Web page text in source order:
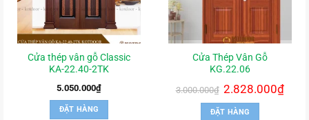
Cửa thép vân gỗ Classic
KA-22.40-2TK
5.050.000₫
ĐẶT HÀNG
Cửa Thép Vân Gỗ
KG.22.06
3.000.000₫ Giá
gốc
là:
3.000.000₫.
2.828.000₫Giá
ĐẶT HÀNG